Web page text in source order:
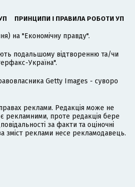
ПРИНЦИПИ І ПРАВИЛА РОБОТИ УП
на "Економічну правду".
подальшому відтворенню та/чи
Україна".
Getty Images - суворо
реклами. Редакція може не
рекламними, проте редакція бере
за факти та оціночні
зміст реклами несе рекламодавець.